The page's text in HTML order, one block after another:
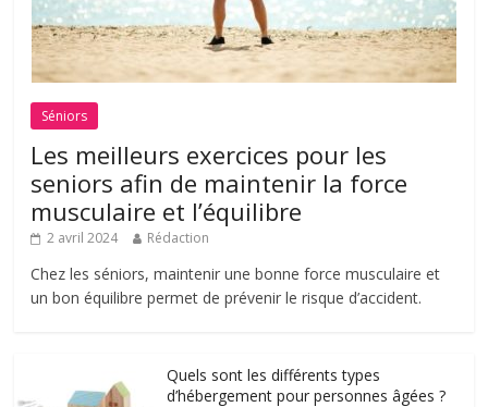
Séniors
Les meilleurs exercices pour les
seniors afin de maintenir la force
musculaire et l’équilibre
2 avril 2024 Rédaction
Chez les séniors, maintenir une bonne force musculaire et
un bon équilibre permet de prévenir le risque d’accident.
Quels sont les différents types
d’hébergement pour personnes âgées ?